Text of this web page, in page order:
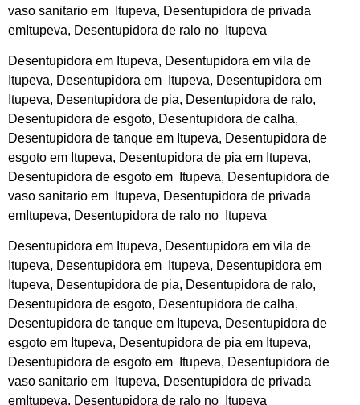
vaso sanitario em Itupeva, Desentupidora de privada
emItupeva, Desentupidora de ralo no Itupeva
Desentupidora em Itupeva, Desentupidora em vila de
Itupeva, Desentupidora em Itupeva, Desentupidora em
Itupeva, Desentupidora de pia, Desentupidora de ralo,
Desentupidora de esgoto, Desentupidora de calha,
Desentupidora de tanque em Itupeva, Desentupidora de
esgoto em Itupeva, Desentupidora de pia em Itupeva,
Desentupidora de esgoto em Itupeva, Desentupidora de
vaso sanitario em Itupeva, Desentupidora de privada
emItupeva, Desentupidora de ralo no Itupeva
Desentupidora em Itupeva, Desentupidora em vila de
Itupeva, Desentupidora em Itupeva, Desentupidora em
Itupeva, Desentupidora de pia, Desentupidora de ralo,
Desentupidora de esgoto, Desentupidora de calha,
Desentupidora de tanque em Itupeva, Desentupidora de
esgoto em Itupeva, Desentupidora de pia em Itupeva,
Desentupidora de esgoto em Itupeva, Desentupidora de
vaso sanitario em Itupeva, Desentupidora de privada
emItupeva, Desentupidora de ralo no Itupeva